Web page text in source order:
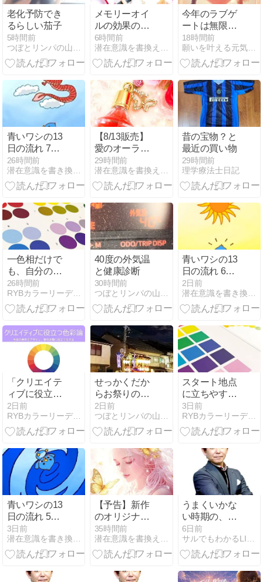
老化予防でき
るらしい茄子
5時間前
つぼとリンパの山本のblog【上越市直江津】
メモリーオイ
ルの効果の受
け取り方
6時間前
潜在意識を書換え理想の【私】になる魔法のメモリーオイル
今年のラブゲ
ートは無限大
の可能性が開
く８８８ ～ラ
ブラブヒーリ
18時間前
願いを叶える元気のパワー momoと魔法のランプ
青いワシの13
日の流れ 7日
目はバランス
のエネルギ
ー！
26時間前
潜在意識を書き換えて、楽に豊かな自分になれる3つの法則
【8/13販売】
愛のオーラで
成就する ＝
LOVEブレン
ド
29時間前
潜在意識を書換え理想の【私】になる魔法のメモリーオイル
昔の宝物？と
最近の買い物
29時間前
理学療法士日記
一色相だけで
も、自分のこ
とがわかる
26時間前
RYBカラーリーディングで色を解く
40度の外気温
と健康診断
30時間前
つぼとリンパの山本のblog【上越市直江津】
青いワシの13
日の流れ 6日
目は全体のエ
ネルギー！
2日前
潜在意識を書き換えて、楽に豊かな自分になれる3つの法則
「クリエイテ
ィブに役立つ
色彩論」夏季
講座は今月開
講です
2日前
RYBカラーリーディングで色を解く
せっかくだか
らお祭りの写
真を
2日前
つぼとリンパの山本のblog【上越市直江津】
スタート地点
に立ちやすい
のは、カラー
を使うから
3日前
RYBカラーリーディングで色を解く
青いワシの13
日の流れ 5日
目は中心のエ
ネルギー！
3日前
潜在意識を書き換えて、楽に豊かな自分になれる3つの法則
【予告】新作
のオリジナル
メモリーオイ
ルを販売しま
す♪
35時間前
潜在意識を書換え理想の【私】になる魔法のメモリーオイル
うまくいかな
い時期の、過
ごし方
6日前
サルでもわかるLINE@カフェ〜ネットラジオ番組 連動ブログ